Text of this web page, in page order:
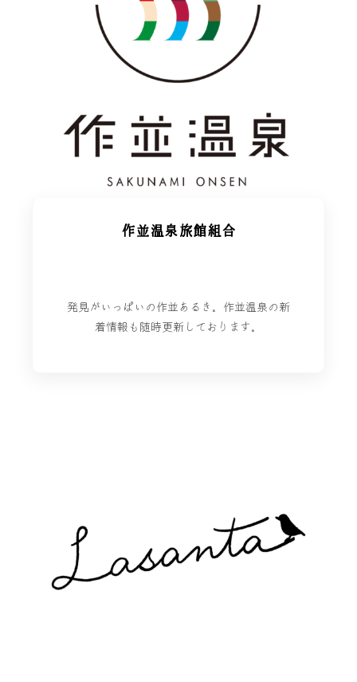
作並温泉旅館組合
発見がいっぱいの作並あるき。作並温泉の新
着情報も随時更新しております。